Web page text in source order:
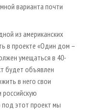
варианта почти
из американских
в проекте «Один дом –
умещаться в 40-
будет объявлен
в него свои
под этот проект мы